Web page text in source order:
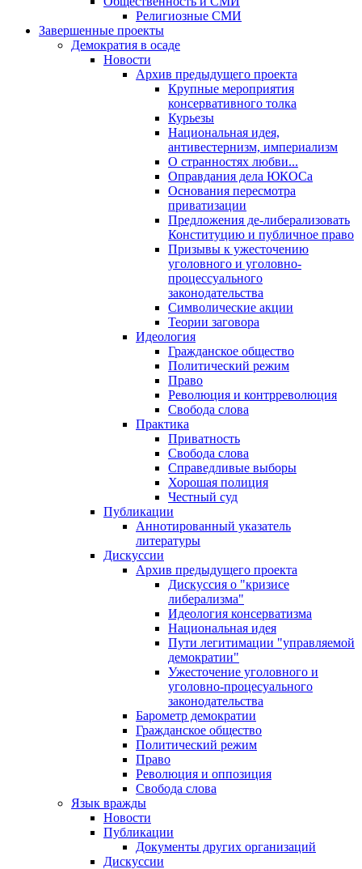
Религиозные СМИ
Завершенные проекты
Демократия в осаде
Новости
Архив предыдущего проекта
Крупные мероприятия
консервативного толка
Курьезы
Национальная идея,
антивестернизм, империализм
О странностях любви...
Оправдания дела ЮКОСа
Основания пересмотра
приватизации
Предложения де-либерализовать
Конституцию и публичное право
Призывы к ужесточению
уголовного и уголовно-
процессуального
законодательства
Символические акции
Теории заговора
Идеология
Гражданское общество
Политический режим
Право
Революция и контрреволюция
Свобода слова
Практика
Приватность
Свобода слова
Справедливые выборы
Хорошая полиция
Честный суд
Публикации
Аннотированный указатель
литературы
Дискуссии
Архив предыдущего проекта
Дискуссия о "кризисе
либерализма"
Идеология консерватизма
Национальная идея
Пути легитимации "управляемой
демократии"
Ужесточение уголовного и
уголовно-процесуального
законодательства
Барометр демократии
Гражданское общество
Политический режим
Право
Революция и оппозиция
Свобода слова
Язык вражды
Новости
Публикации
Документы других организаций
Дискуссии